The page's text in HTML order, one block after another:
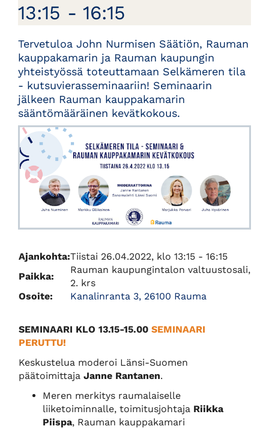
13:15 - 16:15
Tervetuloa John Nurmisen Säätiön, Rauman
kauppakamarin ja Rauman kaupungin
yhteistyössä toteuttamaan Selkämeren tila
- kutsuvierasseminaariin! Seminaarin
jälkeen Rauman kauppakamarin
sääntömääräinen kevätkokous.
Ajankohta:Tiistai 26.04.2022, klo 13:15 - 16:15
Paikka:
Rauman kaupungintalon valtuustosali,
2. krs
Osoite:
Kanalinranta 3, 26100 Rauma
SEMINAARI KLO 13.15-15.00 SEMINAARI
PERUTTU!
Keskustelua moderoi Länsi-Suomen
päätoimittaja Janne Rantanen.
Meren merkitys raumalaiselle
liiketoiminnalle, toimitusjohtaja Riikka
Piispa, Rauman kauppakamari